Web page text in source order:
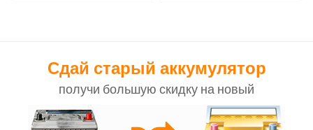
Сдай старый аккумулятор
получи большую скидку на новый